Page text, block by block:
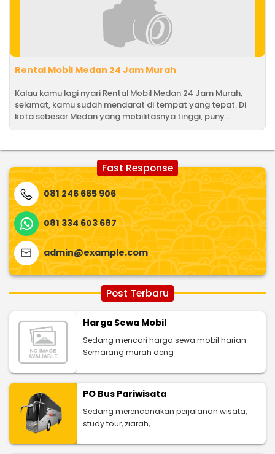
Rental Mobil Medan 24 Jam Murah
Kalau kamu lagi nyari Rental Mobil Medan 24 Jam Murah,
selamat, kamu sudah mendarat di tempat yang tepat. Di
kota sebesar Medan yang mobilitasnya tinggi, puny ...
Fast Response
081 246 665 906
081 334 603 687
admin@example.com
Post Terbaru
Harga Sewa Mobil
Sedang mencari harga sewa mobil harian
Semarang murah deng
PO Bus Pariwisata
Sedang merencanakan perjalanan wisata,
study tour, ziarah,